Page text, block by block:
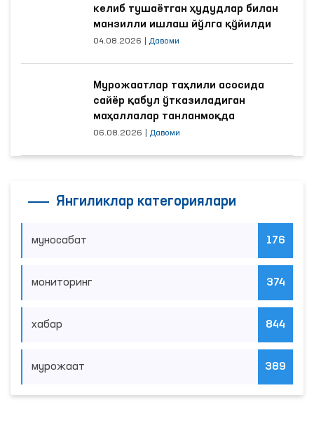
келиб тушаётган ҳудудлар билан
манзилли ишлаш йўлга қўйилди
04.08.2026 Давоми
Мурожаатлар таҳлили асосида
сайёр қабул ўтказиладиган
маҳаллалар танланмоқда
06.08.2026 Давоми
Янгиликлар категориялари
муносабат 176
мониторинг 374
хабар 844
мурожаат 389